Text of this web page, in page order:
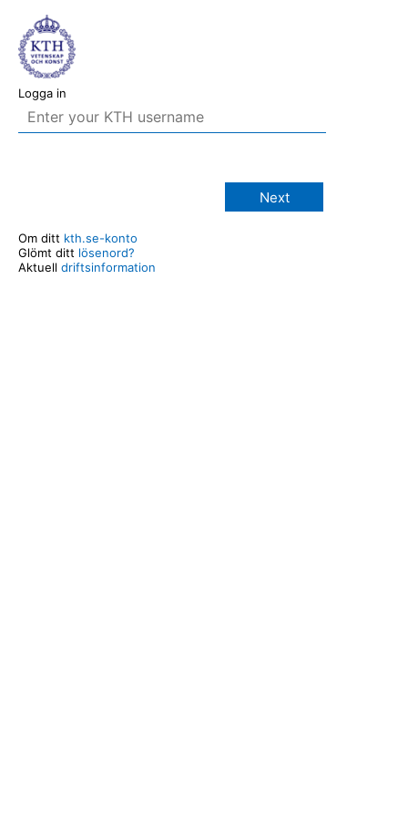
Logga in
Next
Om ditt kth.se-konto
Glömt ditt lösenord?
Aktuell driftsinformation